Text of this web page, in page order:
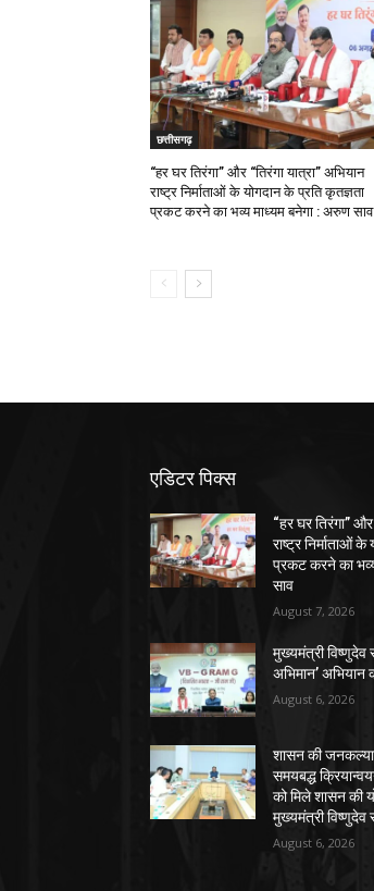
छत्तीसगढ़
“हर घर तिरंगा” और “तिरंगा यात्रा” अभियान
राष्ट्र निर्माताओं के योगदान के प्रति कृतज्ञता
प्रकट करने का भव्य माध्यम बनेगा : अरुण साव
एडिटर पिक्स
“हर घर तिरंगा”
राष्ट्र निर्माताओं
प्रकट करने का
साव
August 7, 2026
मुख्यमंत्री विष्णुदेव
अभिमान’ अभियान
August 6, 2026
शासन की
समयबद्ध
को मिले शासन की
मुख्यमंत्री विष्णुदेव
August 6, 2026